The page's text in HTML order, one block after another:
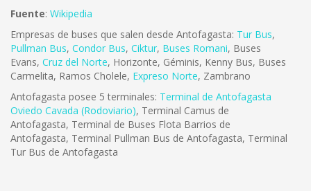
Fuente: Wikipedia
Empresas de buses que salen desde Antofagasta: Tur Bus,
Pullman Bus, Condor Bus, Ciktur, Buses Romani, Buses
Evans, Cruz del Norte, Horizonte, Géminis, Kenny Bus, Buses
Carmelita, Ramos Cholele, Expreso Norte, Zambrano
Antofagasta posee 5 terminales: Terminal de Antofagasta
Oviedo Cavada (Rodoviario), Terminal Camus de
Antofagasta, Terminal de Buses Flota Barrios de
Antofagasta, Terminal Pullman Bus de Antofagasta, Terminal
Tur Bus de Antofagasta